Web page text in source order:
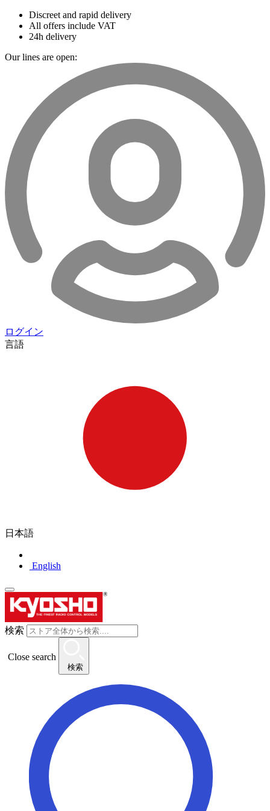
Discreet and rapid delivery
All offers include VAT
24h delivery
Our lines are open:
ログイン
言語
日本語
English
検索
Close search
検索